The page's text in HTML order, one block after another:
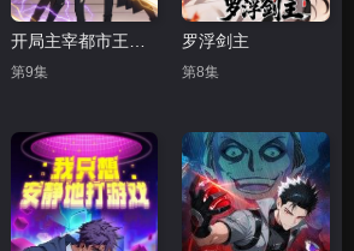
第9集
罗浮剑主
第8集